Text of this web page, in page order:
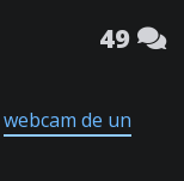
49
webcam de un